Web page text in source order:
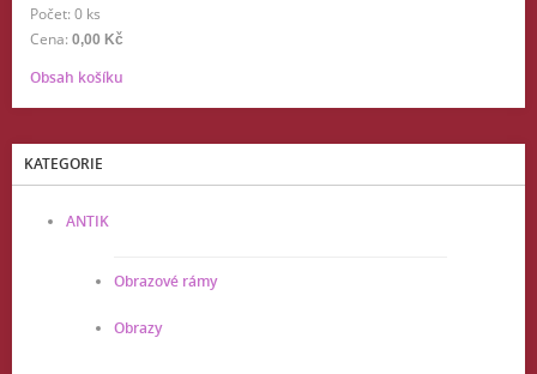
Počet: 0 ks
Cena: 0,00 Kč
Obsah košíku
KATEGORIE
ANTIK
Obrazové rámy
Obrazy